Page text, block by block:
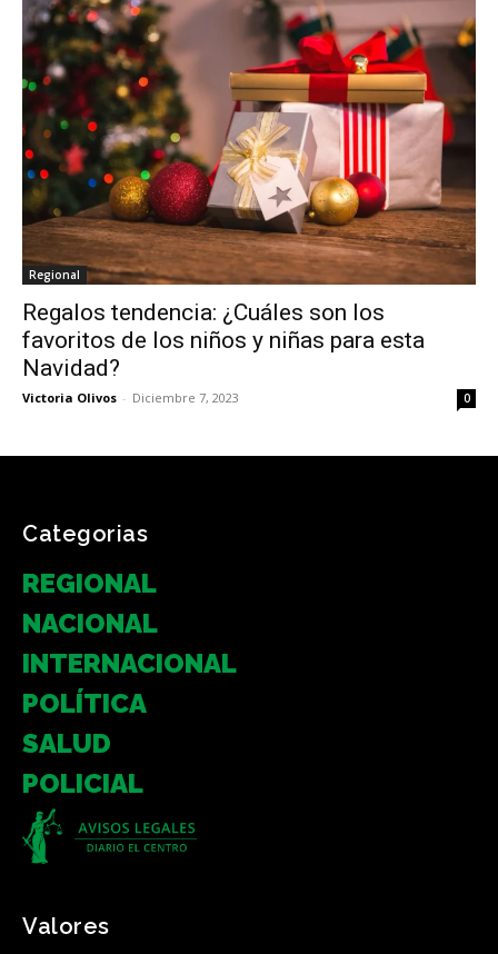
Regional
Regalos tendencia: ¿Cuáles son los
favoritos de los niños y niñas para esta
Navidad?
Victoria Olivos - Diciembre 7, 2023 0
Categorias
REGIONAL
NACIONAL
INTERNACIONAL
POLÍTICA
SALUD
POLICIAL
Valores